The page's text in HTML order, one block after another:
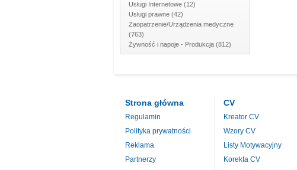
Usługi Internetowe (12)
Usługi prawne (42)
Zaopatrzenie/Urządzenia medyczne
(763)
Żywność i napoje - Produkcja (812)
Strona główna
Regulamin
Polityka prywatności
Reklama
Partnerzy
CV
Kreator CV
Wzory CV
Listy Motywacyjny
Korekta CV